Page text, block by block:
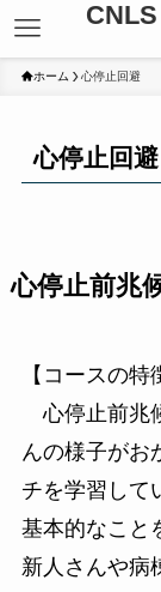
ホーム 心停止回避
心停止回避
心停止前兆
【コースの特
心停止前兆
んの様子がお
チを学習して
基本的なこと
新人さんや病